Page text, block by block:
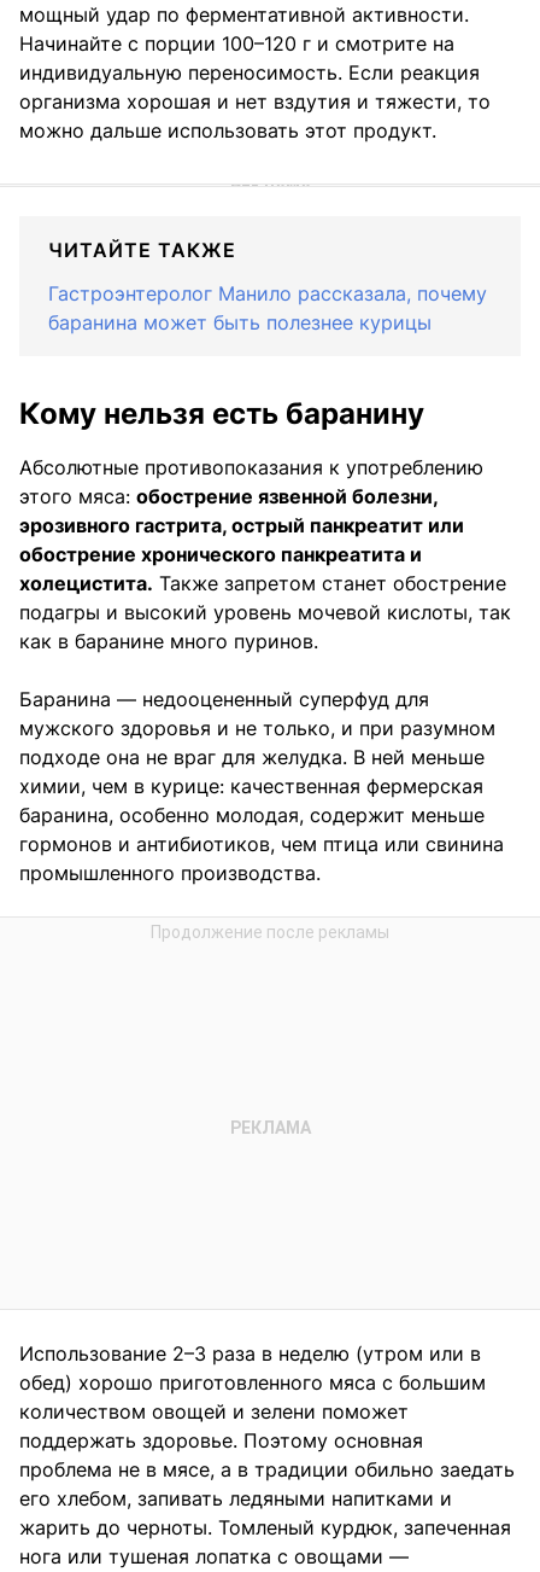
мощный удар по ферментативной активности.
Начинайте с порции 100–120 г и смотрите на
индивидуальную переносимость. Если реакция
организма хорошая и нет вздутия и тяжести, то
можно дальше использовать этот продукт.
ЧИТАЙТЕ ТАКЖЕ
Гастроэнтеролог Манило рассказала, почему
баранина может быть полезнее курицы
Кому нельзя есть баранину
Абсолютные противопоказания к употреблению
этого мяса: обострение язвенной болезни,
эрозивного гастрита, острый панкреатит или
обострение хронического панкреатита и
холецистита. Также запретом станет обострение
подагры и высокий уровень мочевой кислоты, так
как в баранине много пуринов.
Баранина — недооцененный суперфуд для
мужского здоровья и не только, и при разумном
подходе она не враг для желудка. В ней меньше
химии, чем в курице: качественная фермерская
баранина, особенно молодая, содержит меньше
гормонов и антибиотиков, чем птица или свинина
промышленного производства.
Использование 2–3 раза в неделю (утром или в
обед) хорошо приготовленного мяса с большим
количеством овощей и зелени поможет
поддержать здоровье. Поэтому основная
проблема не в мясе, а в традиции обильно заедать
его хлебом, запивать ледяными напитками и
жарить до черноты. Томленый курдюк, запеченная
нога или тушеная лопатка с овощами —